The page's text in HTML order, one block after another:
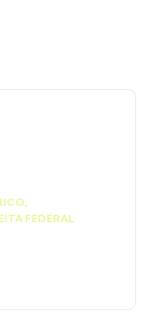
,
FEDERAL